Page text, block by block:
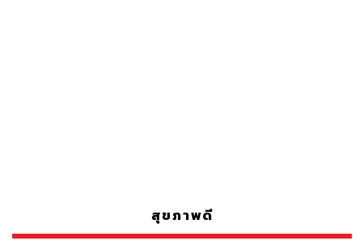
สุขภาพดี